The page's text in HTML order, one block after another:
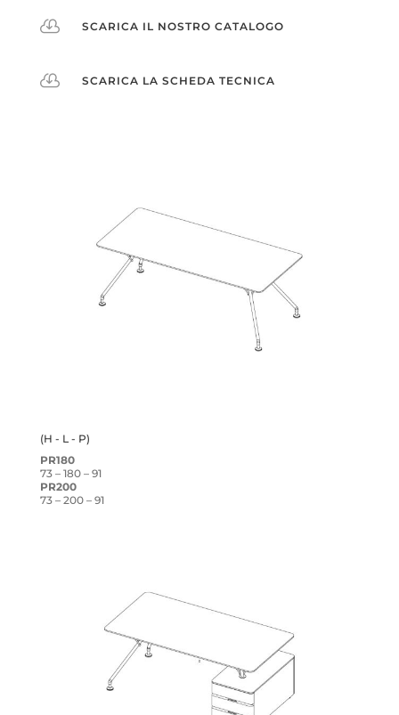
 SCARICA IL NOSTRO CATALOGO
 SCARICA LA SCHEDA TECNICA
(H - L - P)
PR180
73 – 180 – 91
PR200
73 – 200 – 91